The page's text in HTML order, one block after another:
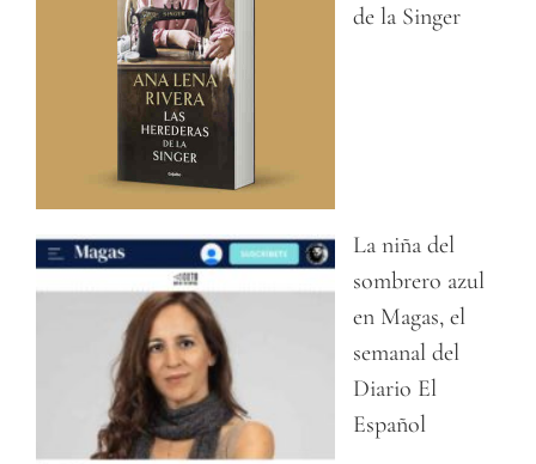
de la Singer
La niña del
sombrero azul
en Magas, el
semanal del
Diario El
Español